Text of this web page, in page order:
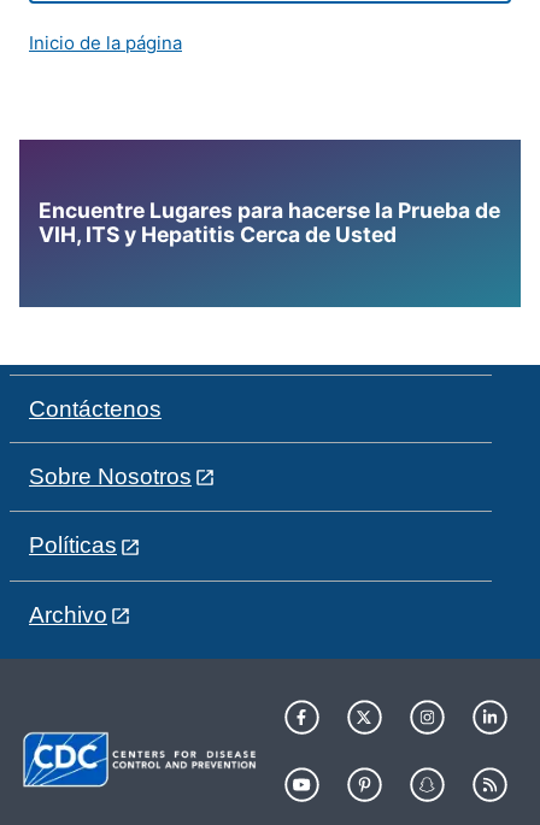
Inicio de la página
Encuentre Lugares para hacerse la Prueba de
VIH, ITS y Hepatitis Cerca de Usted
Contáctenos
Sobre Nosotros
Políticas
Archivo